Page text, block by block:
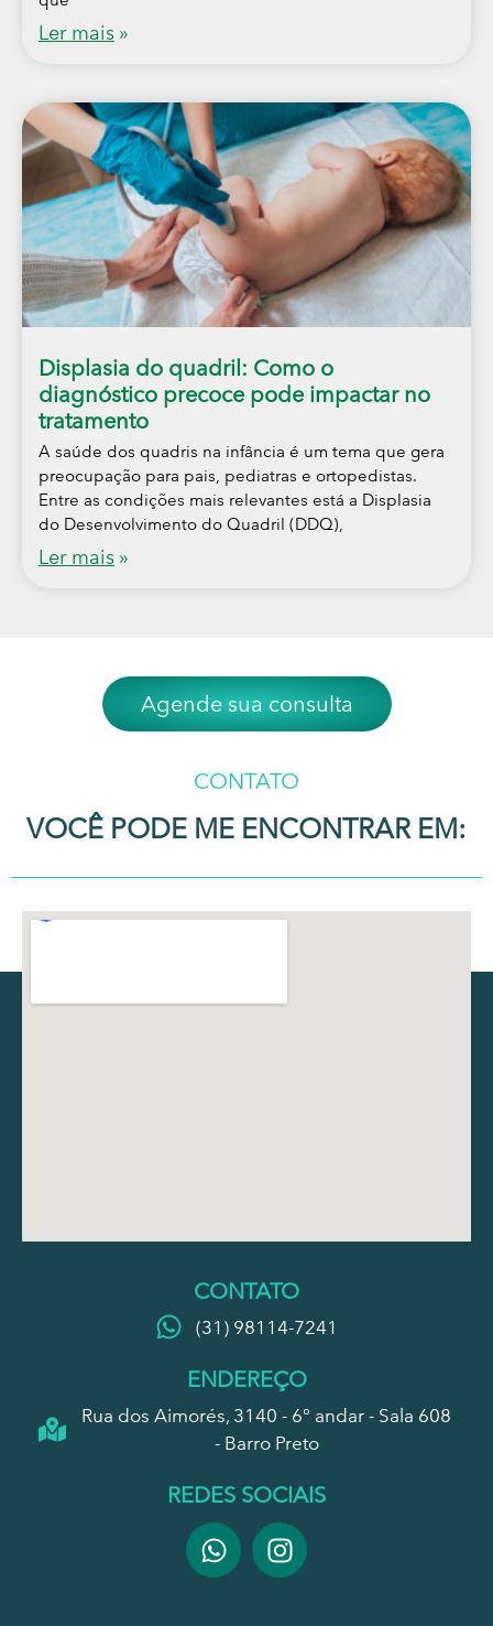
Ler mais »
Displasia do quadril: Como o
diagnóstico precoce pode impactar no
tratamento
A saúde dos quadris na infância é um tema que gera
preocupação para pais, pediatras e ortopedistas.
Entre as condições mais relevantes está a Displasia
do Desenvolvimento do Quadril (DDQ),
Ler mais »
CONTATO
VOCÊ PODE ME ENCONTRAR EM:
Agende sua consulta
CONTATO
(31) 98114-7241
ENDEREÇO
Rua dos Aimorés, 3140 - 6° andar - Sala 608
- Barro Preto
REDES SOCIAIS